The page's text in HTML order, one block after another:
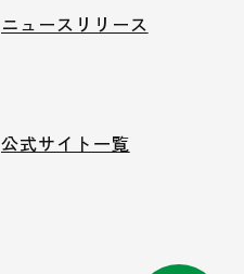
ニュースリリース
公式サイト一覧